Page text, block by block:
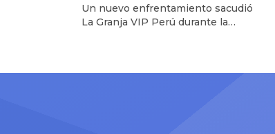
López tras amenazar a Pati
Lorena en «La Granja Vip»
Un nuevo enfrentamiento sacudió
La Granja VIP Perú durante la
participantes más cuestionadas de